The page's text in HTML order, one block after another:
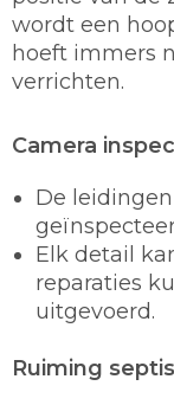
wordt een
hoeft immers
verrichten.
Camera
De
Elk detail
reparaties
uitgevoerd.
Ruiming